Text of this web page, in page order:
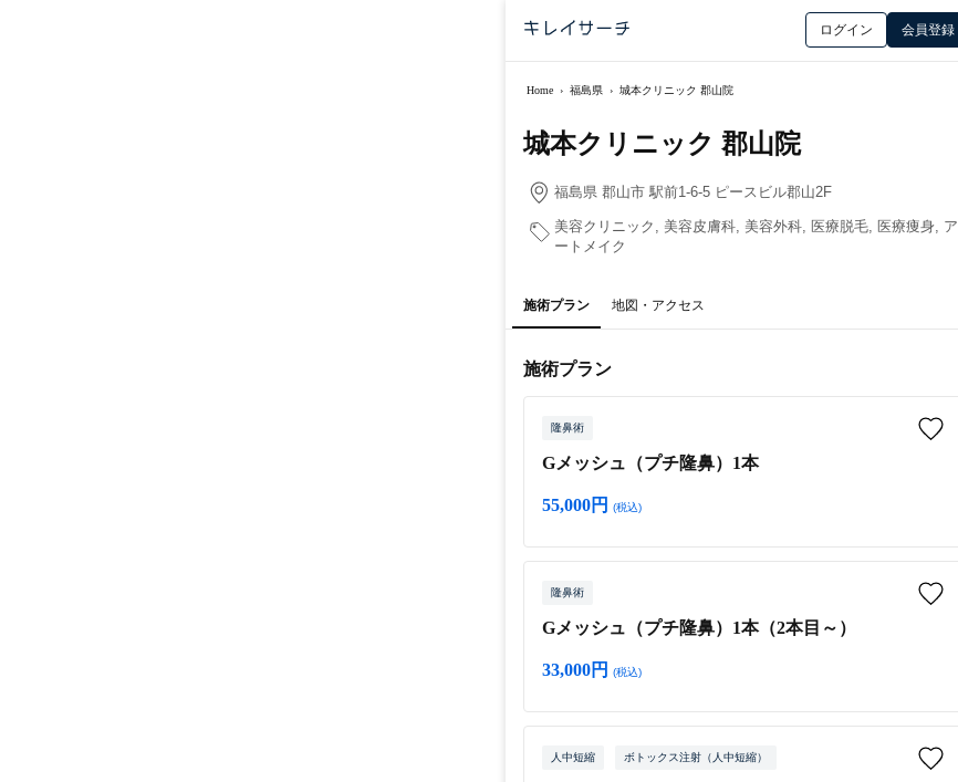
ログイン 会員登録
Home › 福島県 › 城本クリニック 郡山院
城本クリニック 郡山院
福島県 郡山市 駅前1-6-5 ピースビル郡山2F
美容クリニック, 美容皮膚科, 美容外科, 医療脱毛, 医療痩身, ア
ートメイク
施術プラン 地図・アクセス
施術プラン
隆鼻術
Gメッシュ（プチ隆鼻）1本
55,000円 (税込)
隆鼻術
Gメッシュ（プチ隆鼻）1本（2本目～）
33,000円 (税込)
人中短縮 ボトックス注射（人中短縮）